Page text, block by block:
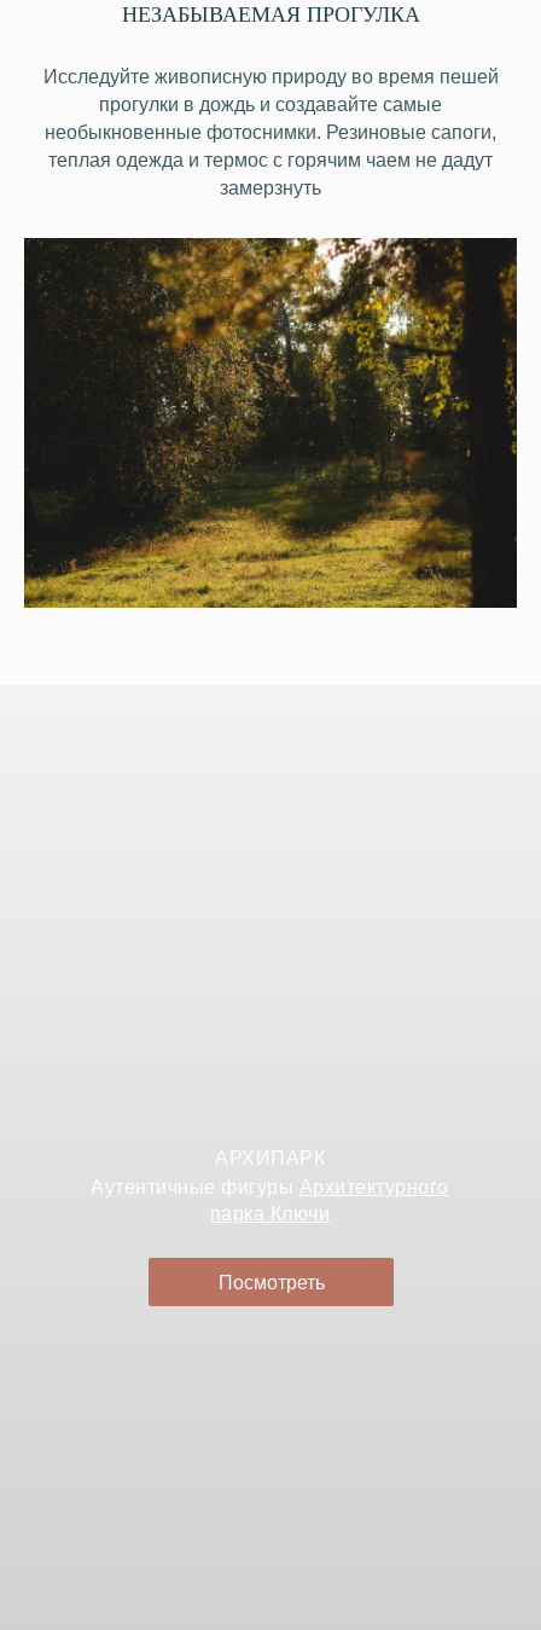
НЕЗАБЫВАЕМАЯ ПРОГУЛКА
Исследуйте живописную природу во время пешей
прогулки в дождь и создавайте самые
необыкновенные фотоснимки. Резиновые сапоги,
теплая одежда и термос с горячим чаем не дадут
замерзнуть
Посмотреть
АРХИПАРК
Аутентичные фигуры Архитектурного
парка Ключи